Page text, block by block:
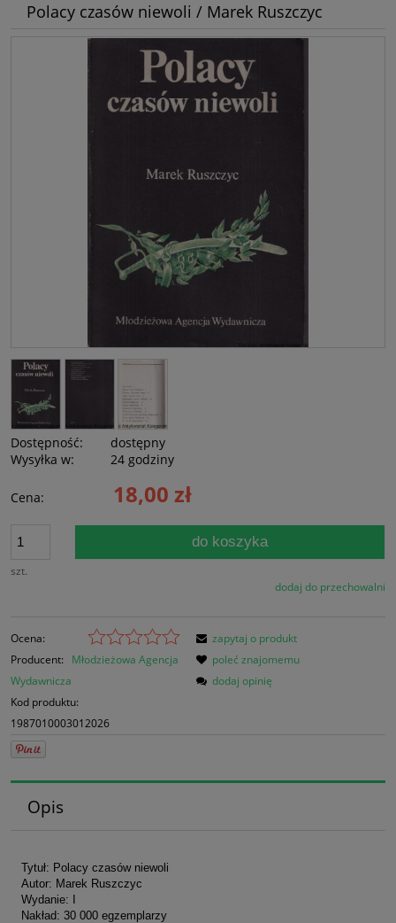
Polacy czasów niewoli / Marek Ruszczyc
Dostępność:
dostępny
Wysyłka w:
24 godziny
Cena: 18,00 zł
szt.
do koszyka
dodaj do przechowalni
Ocena:
Producent:
Młodzieżowa Agencja
Wydawnicza
Kod produktu:
1987010003012026
zapytaj o produkt
poleć znajomemu
dodaj opinię
Opis
Tytuł: Polacy czasów niewoli
Autor: Marek Ruszczyc
Wydanie: I
Nakład: 30 000 egzemplarzy